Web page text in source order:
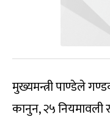
मुख्यमन्त्री पाण्डेले
कानुन, २५